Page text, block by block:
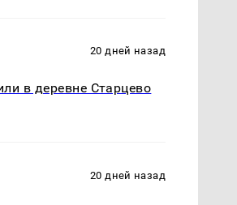
20 дней назад
в деревне Старцево
20 дней назад